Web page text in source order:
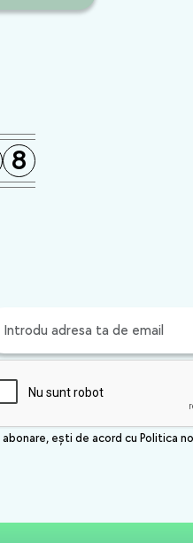
8
abonare, ești de acord cu Politica